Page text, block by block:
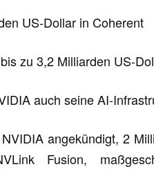
US-Dollar in Coherent
zu 3,2 Milliarden US-
auch seine AI-
angekündigt, 2
Fusion,